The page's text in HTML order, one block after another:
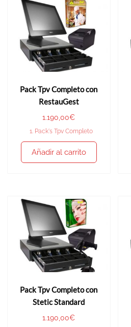
Pack Tpv Completo con
RestauGest
1.190,00€
1. Pack's Tpv Completo
Añadir al carrito
Pack Tpv Completo con
Stetic Standard
1.190,00€